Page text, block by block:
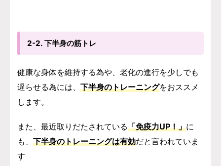
2-2. 下半身の筋トレ
健康な身体を維持する為や、老化の進行を少しでも
遅らせる為には、 下半身のトレーニングをおススメ
します。
また、最近取りだたされている「免疫力UP！」に
も、 下半身のトレーニングは有効だと言われていま
す